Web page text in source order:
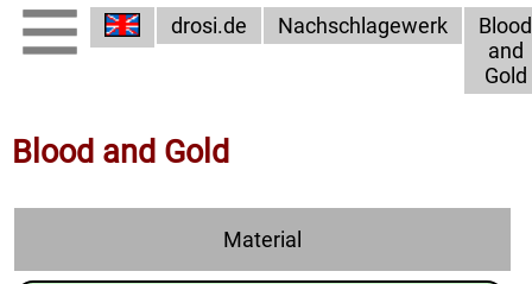
drosi.de Nachschlagewerk
Blood
and
Gold
Blood and Gold
Material